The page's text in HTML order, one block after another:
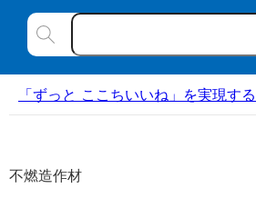
「ずっと ここちいいね」を実現す
不燃造作材